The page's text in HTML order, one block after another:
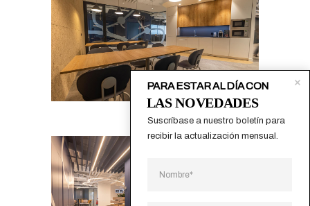
PARA ESTAR AL DÍA CON
Suscríbase a nuestro boletín para
recibir la actualización mensual.
LAS NOVEDADES